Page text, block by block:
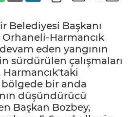
Belediyesi Başkanı
Orhaneli-Harmancık
eden yangının
sürdürülen çalışmaları
bölgede bir anda
düşündürücü
Başkan Bozbey,